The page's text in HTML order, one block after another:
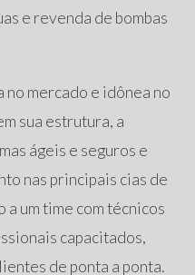
e revenda de bombas
mercado e idônea no
sua estrutura, a
ágeis e seguros e
nas principais cias de
a um time com técnicos
capacitados,
de ponta a ponta.